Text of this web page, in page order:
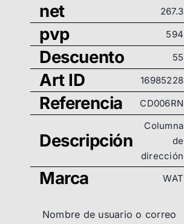
net 267.3
pvp 594
Descuento 55
Art ID 16985228
Referencia CD006RN
Descripción
Columna
de
dirección
Marca WAT
Nombre de usuario o correo